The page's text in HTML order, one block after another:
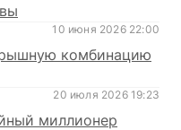
10 июня 2026 22:00
комбинацию
20 июля 2026 19:23
миллионер